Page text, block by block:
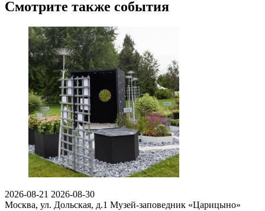
Смотрите также события
2026-08-21 2026-08-30
Москва, ул. Дольская, д.1 Музей-заповедник «Царицыно»